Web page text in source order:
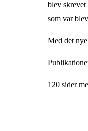
blev
som var
Med det
120 sider